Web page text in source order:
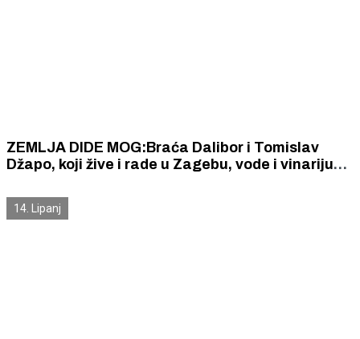
ZEMLJA DIDE MOG:Braća Dalibor i Tomislav
Džapo, koji žive i rade u Zagebu, vode i vinariju
14. Lipanj